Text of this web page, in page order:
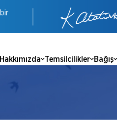
bir
Hakkımızda Temsilcilikler Bağış